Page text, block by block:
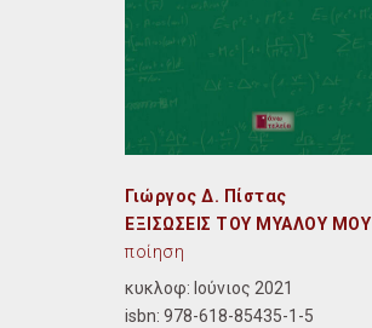
κυκλοφ: Ιούνιος 2021
isbn: 978-618-85435-1-5
Γιώργος Δ. Πίστας
ΕΞΙΣΩΣΕΙΣ ΤΟΥ ΜΥΑΛΟΥ ΜΟΥ
ποίηση